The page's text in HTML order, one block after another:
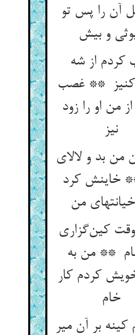
آن را پس تو
از شه
** غصب
من او را زود
نیز
من بد و لالای
خاینش کرد
کین‌گزاری
** من به
کردم کار
خام
بر آن میر